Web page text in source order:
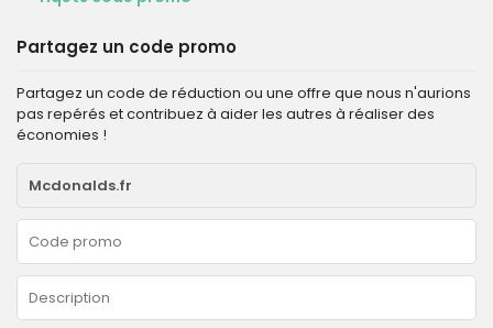
Partagez un code promo
Partagez un code de réduction ou une offre que nous n'aurions
pas repérés et contribuez à aider les autres à réaliser des
économies !